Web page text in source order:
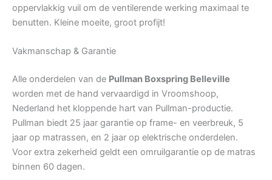
oppervlakkig vuil om de ventilerende werking maximaal te
benutten. Kleine moeite, groot profijt!
Vakmanschap & Garantie
Alle onderdelen van de Pullman Boxspring Belleville
worden met de hand vervaardigd in Vroomshoop,
Nederland het kloppende hart van Pullman-productie.
Pullman biedt 25 jaar garantie op frame- en veerbreuk, 5
jaar op matrassen, en 2 jaar op elektrische onderdelen.
Voor extra zekerheid geldt een omruilgarantie op de matras
binnen 60 dagen.